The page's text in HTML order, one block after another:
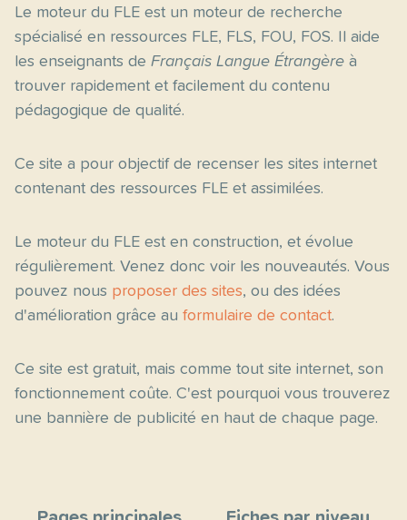
Le moteur du FLE est un moteur de recherche
spécialisé en ressources FLE, FLS, FOU, FOS. Il aide
les enseignants de Français Langue Étrangère à
trouver rapidement et facilement du contenu
pédagogique de qualité.
Ce site a pour objectif de recenser les sites internet
contenant des ressources FLE et assimilées.
Le moteur du FLE est en construction, et évolue
régulièrement. Venez donc voir les nouveautés. Vous
pouvez nous proposer des sites, ou des idées
d'amélioration grâce au formulaire de contact.
Ce site est gratuit, mais comme tout site internet, son
fonctionnement coûte. C'est pourquoi vous trouverez
une bannière de publicité en haut de chaque page.